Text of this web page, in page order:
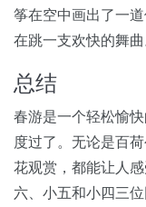
筝在空中画出了一
在跳一支欢快的舞曲
总结
春游是一个轻松愉
度过了。无论是百
花观赏，都能让人
六、小五和小四三